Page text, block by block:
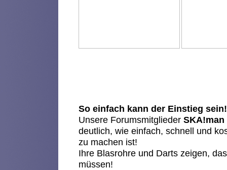
So einfach kann der Einstieg sein!
Unsere Forumsmitglieder SKA!man
deutlich, wie einfach, schnell und
zu machen ist!
Ihre Blasrohre und Darts zeigen,
müssen!